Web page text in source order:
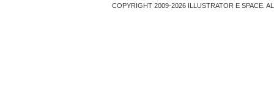
COPYRIGHT 2009-2026 ILLUSTRATOR E SPACE.